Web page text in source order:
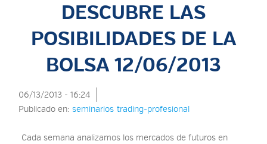
DESCUBRE LAS
POSIBILIDADES DE LA
BOLSA 12/06/2013
06/13/2013 - 16:24
Publicado en: seminarios trading-profesional
Cada semana analizamos los mercados de futuros en